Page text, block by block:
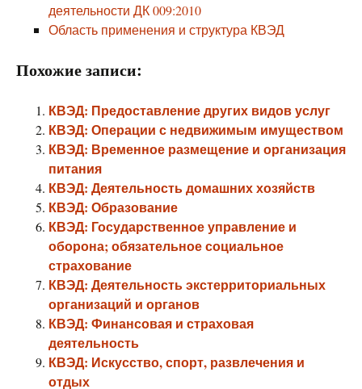
деятельности ДК 009:2010
Область применения и структура КВЭД
Похожие записи:
КВЭД: Предоставление других видов услуг
КВЭД: Операции с недвижимым имуществом
КВЭД: Временное размещение и организация
питания
КВЭД: Деятельность домашних хозяйств
КВЭД: Образование
КВЭД: Государственное управление и
оборона; обязательное социальное
страхование
КВЭД: Деятельность экстерриториальных
организаций и органов
КВЭД: Финансовая и страховая
деятельность
КВЭД: Искусство, спорт, развлечения и
отдых